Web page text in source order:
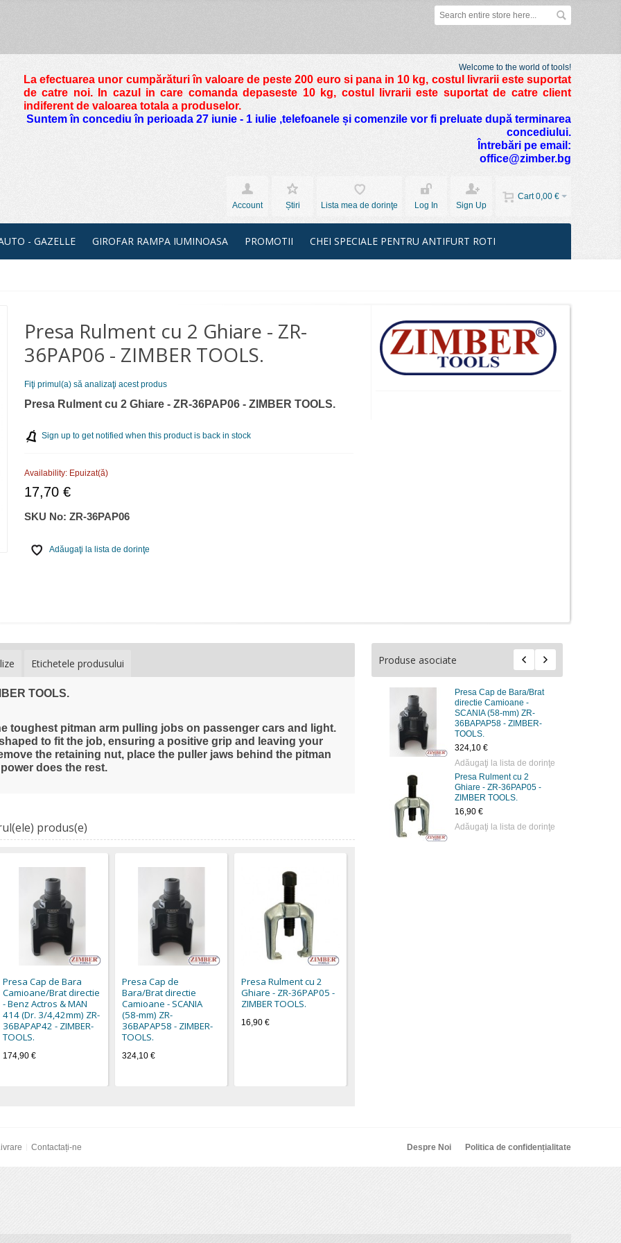
Welcome to the world of tools!
La efectuarea unor cumpărături în valoare de peste 200 euro si pana in 10 kg, costul livrarii este suportat
de catre noi. In cazul in care comanda depaseste 10 kg, costul livrarii este suportat de catre client
indiferent de valoarea totala a produselor.
Suntem în concediu în perioada 27 iunie - 1 iulie ,telefoanele și comenzile vor fi preluate după terminarea
concediului.
Întrebări pe email:
office@zimber.bg
Cart 0,00 €
Account
Știri Lista mea de dorinţe Log In Sign Up
- GAZELLE GIROFAR RAMPA IUMINOASA PROMOTII CHEI SPECIALE PENTRU ANTIFURT ROTI
Presa Rulment cu 2 Ghiare - ZR-
36PAP06 - ZIMBER TOOLS.
Fiţi primul(a) să analizaţi acest produs
Presa Rulment cu 2 Ghiare - ZR-36PAP06 - ZIMBER TOOLS.
Sign up to get notified when this product is back in stock
Availability: Epuizat(ă)
17,70 €
SKU No:ZR-36PAP06
Adăugaţi la lista de dorinţe
Etichetele produsului
TOOLS.
toughest pitman arm pulling jobs on passenger cars and light.
to fit the job, ensuring a positive grip and leaving your
the retaining nut, place the puller jaws behind the pitman
does the rest.
Produse asociate
Adăugaţi la lista de dorinţe
(Dr. 3/4,42mm) ZR-
36BAPAP42 - ZIMBER-
TOOLS.
174,90 €
Adăugaţi la lista de dorinţe
Presa Cap de Bara/Brat
directie Camioane -
SCANIA (58-mm) ZR-
36BAPAP58 - ZIMBER-
TOOLS.
324,10 €
Adăugaţi la lista de dorinţe
Presa Rulment cu 2
Ghiare - ZR-36PAP05 -
ZIMBER TOOLS.
16,90 €
Adăugaţi la lista de dorinţe
produs(e)
Presa Cap de Bara
Camioane/Brat directie
- Benz Actros & MAN
414 (Dr. 3/4,42mm) ZR-
36BAPAP42 - ZIMBER-
TOOLS.
174,90 €
Presa Cap de
Bara/Brat directie
Camioane - SCANIA
(58-mm) ZR-
36BAPAP58 - ZIMBER-
TOOLS.
324,10 €
Presa Rulment cu 2
Ghiare - ZR-36PAP05 -
ZIMBER TOOLS.
16,90 €
Contactați-ne Despre Noi Politica de confidențialitate